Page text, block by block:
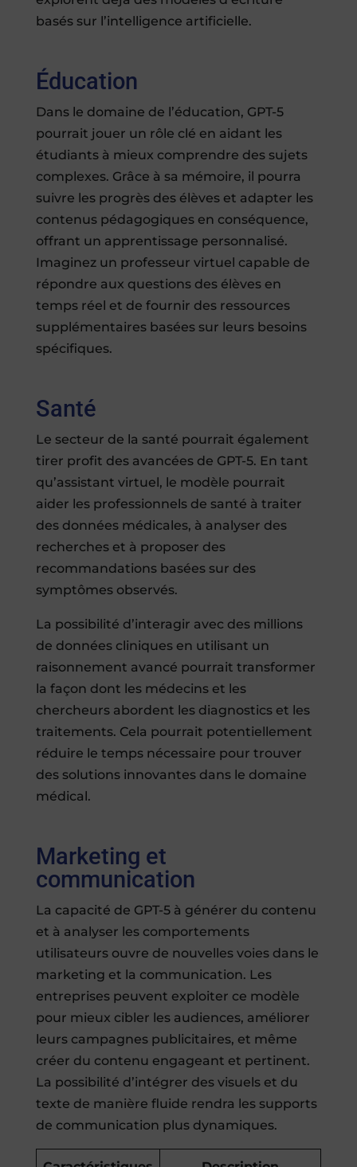
basés sur l’intelligence artificielle.
Éducation
Dans le domaine de l’éducation, GPT-5
pourrait jouer un rôle clé en aidant les
étudiants à mieux comprendre des sujets
complexes. Grâce à sa mémoire, il pourra
suivre les progrès des élèves et adapter les
contenus pédagogiques en conséquence,
offrant un apprentissage personnalisé.
Imaginez un professeur virtuel capable de
répondre aux questions des élèves en
temps réel et de fournir des ressources
supplémentaires basées sur leurs besoins
spécifiques.
Santé
Le secteur de la santé pourrait également
tirer profit des avancées de GPT-5. En tant
qu’assistant virtuel, le modèle pourrait
aider les professionnels de santé à traiter
des données médicales, à analyser des
recherches et à proposer des
recommandations basées sur des
symptômes observés.
La possibilité d’interagir avec des millions
de données cliniques en utilisant un
raisonnement avancé pourrait transformer
la façon dont les médecins et les
chercheurs abordent les diagnostics et les
traitements. Cela pourrait potentiellement
réduire le temps nécessaire pour trouver
des solutions innovantes dans le domaine
médical.
Marketing et
communication
La capacité de GPT-5 à générer du contenu
et à analyser les comportements
utilisateurs ouvre de nouvelles voies dans le
marketing et la communication. Les
entreprises peuvent exploiter ce modèle
pour mieux cibler les audiences, améliorer
leurs campagnes publicitaires, et même
créer du contenu engageant et pertinent.
La possibilité d’intégrer des visuels et du
texte de manière fluide rendra les supports
de communication plus dynamiques.